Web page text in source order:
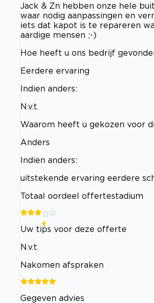
Jack & Zn hebben onze hele
waar nodig aanpassingen en
iets dat kapot is te repareren
aardige mensen ;-)
Hoe heeft u ons bedrijf
Eerdere ervaring
Indien anders:
N.v.t.
Waarom heeft u gekozen voor
Anders
Indien anders:
uitstekende ervaring eerdere
Totaal oordeel offertestadium
Uw tips voor deze offerte
N.v.t.
Nakomen afspraken
Gegeven advies